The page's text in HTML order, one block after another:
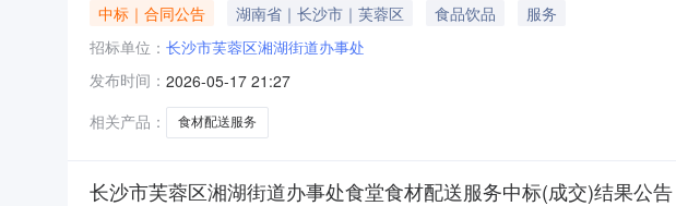
中标｜合同公告 湖南省｜长沙市｜芙蓉区 食品饮品
服务
招标单位： 长沙市芙蓉区湘湖街道办事处
发布时间： 2026-05-17 21:27
相关产品：
食材配送服务
长沙市芙蓉区湘湖街道办事处食堂食材配送服务中标(成交)结果公告